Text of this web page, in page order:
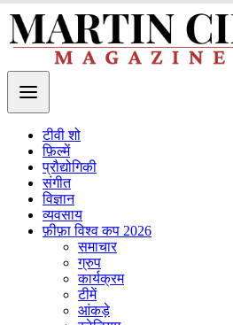
टीवी शो
फ़िल्में
प्रौद्योगिकी
संगीत
विज्ञान
व्यवसाय
फ़ीफ़ा विश्व कप 2026
समाचार
ग्रुप
कार्यक्रम
टीमें
आंकड़े